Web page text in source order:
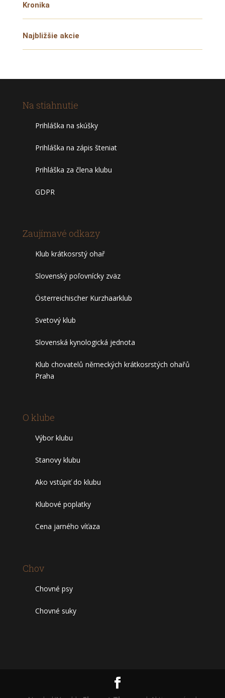
Kronika
Najbližšie akcie
Na stiahnutie
Prihláška na skúšky
Prihláška na zápis šteniat
Prihláška za člena klubu
GDPR
Zaujímavé odkazy
Klub krátkosrstý ohař
Slovenský poľovnícky zväz
Österreichischer Kurzhaarklub
Svetový klub
Slovenská kynologická jednota
Klub chovatelů německých krátkosrstých ohařů
Praha
O klube
Výbor klubu
Stanovy klubu
Ako vstúpiť do klubu
Klubové poplatky
Cena jarného víťaza
Chov
Chovné psy
Chovné suky